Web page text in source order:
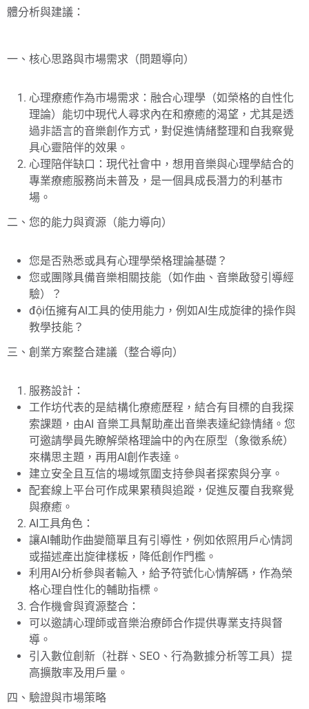
體分析與建議：
一、核心思路與市場需求（問題導向）
心理療癒作為市場需求：融合心理學（如榮格的自性化
理論）能切中現代人尋求內在和療癒的渴望，尤其是透
過非語言的音樂創作方式，對促進情緒整理和自我察覺
具心靈陪伴的效果。
心理陪伴缺口：現代社會中，想用音樂與心理學結合的
專業療癒服務尚未普及，是一個具成長潛力的利基市
場。
二、您的能力與資源（能力導向）
您是否熟悉或具有心理學榮格理論基礎？
您或團隊具備音樂相關技能（如作曲、音樂啟發引導經
驗）？
đội伍擁有AI工具的使用能力，例如AI生成旋律的操作與
教學技能？
三、創業方案整合建議（整合導向）
服務設計：
工作坊代表的是結構化療癒歷程，結合有目標的自我探
索課題，由AI 音樂工具幫助產出音樂表達紀錄情緒。您
可邀請學員先瞭解榮格理論中的內在原型（象徵系統）
來構思主題，再用AI創作表達。
建立安全且互信的場域氛圍支持參與者探索與分享。
配套線上平台可作成果累積與追蹤，促進反覆自我察覺
與療癒。
AI工具角色：
讓AI輔助作曲變簡單且有引導性，例如依照用戶心情詞
或描述產出旋律樣板，降低創作門檻。
利用AI分析參與者輸入，給予符號化心情解碼，作為榮
格心理自性化的輔助指標。
合作機會與資源整合：
可以邀請心理師或音樂治療師合作提供專業支持與督
導。
引入數位創新（社群、SEO、行為數據分析等工具）提
高擴散率及用戶量。
四、驗證與市場策略